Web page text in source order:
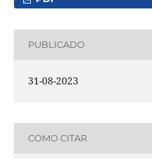
PUBLICADO
31-08-2023
COMO CITAR